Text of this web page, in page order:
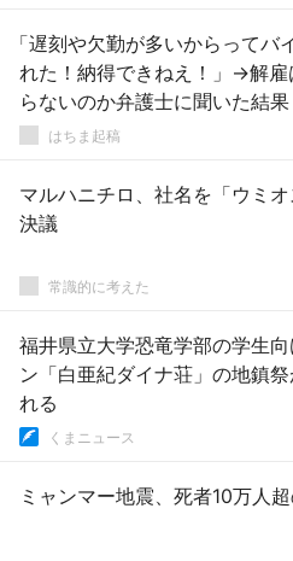
「遅刻や欠勤が多いからってバ
れた！納得できねえ！」→解雇
らないのか弁護士に聞いた結果
はちま起稿
マルハニチロ、社名を「ウミ
決議
常識的に考えた
福井県立大学恐竜学部の学生向
ン「白亜紀ダイナ荘」の地鎮
れる
くまニュース
ミャンマー地震、死者10万人